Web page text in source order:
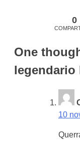
0
One
legendario
10